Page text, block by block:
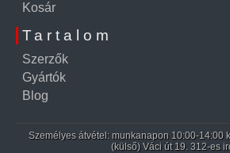
Kosár
Tartalom
Szerzők
Gyártók
Blog
Személyes átvétel: munkanapon 10:00-14:00
(külső) Váci út 19. 312-es